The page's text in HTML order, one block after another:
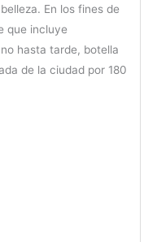
En los fines de
que incluye
hasta tarde, botella
de la ciudad por 180